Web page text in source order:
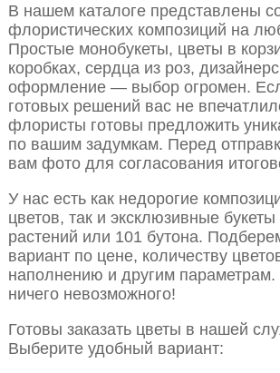
В нашем каталоге представлены
флористических композиций на
Простые монобукеты, цветы в
коробках, сердца из роз,
оформление — выбор огромен.
готовых решений вас не
флористы готовы предложить
по вашим задумкам. Перед
вам фото для согласования
У нас есть как недорогие
цветов, так и эксклюзивные
растений или 101 бутона.
вариант по цене, количеству
наполнению и другим параметрам.
ничего невозможного!
Готовы заказать цветы в нашей
Выберите удобный вариант: